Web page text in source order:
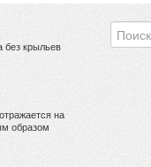
без крыльев
на
образом